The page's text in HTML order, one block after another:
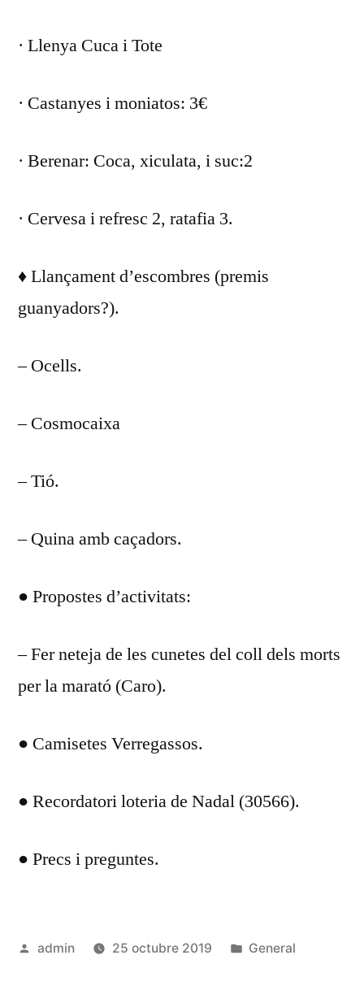
· Llenya Cuca i Tote
· Castanyes i moniatos: 3€
· Berenar: Coca, xiculata, i suc:2
· Cervesa i refresc 2, ratafia 3.
♦ Llançament d’escombres (premis
guanyadors?).
– Ocells.
– Cosmocaixa
– Tió.
– Quina amb caçadors.
● Propostes d’activitats:
– Fer neteja de les cunetes del coll dels morts
per la marató (Caro).
● Camisetes Verregassos.
● Recordatori loteria de Nadal (30566).
● Precs i preguntes.
Publicat
admin 25 octubre 2019
Publicat
General